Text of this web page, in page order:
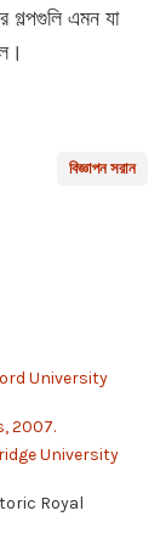
গল্পগুলি এমন যা
বিজ্ঞাপন সরান
University
2007.
University
Royal